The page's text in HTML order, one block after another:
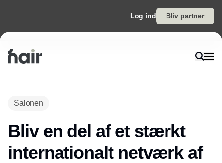
Log ind Bliv partner
Salonen
Bliv en del af et stærkt
internationalt netværk af